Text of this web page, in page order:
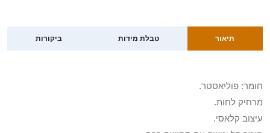
תיאור טבלת מידות ביקורות
חומר: פוליאסטר.
מרחיק לחות.
עיצוב קלאסי.